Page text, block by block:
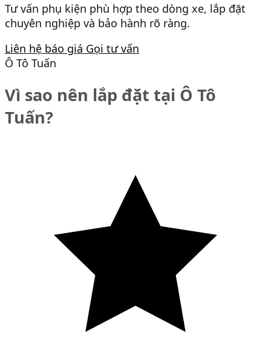
Tư vấn phụ kiện phù hợp theo dòng xe, lắp đặt
chuyên nghiệp và bảo hành rõ ràng.
Liên hệ báo giá Gọi tư vấn
Ô Tô Tuấn
Vì sao nên lắp đặt tại Ô Tô
Tuấn?